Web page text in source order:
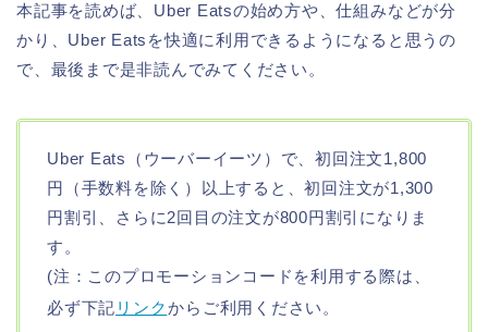
本記事を読めば、Uber Eatsの始め方や、仕組みなどが分
かり、Uber Eatsを快適に利用できるようになると思うの
で、最後まで是非読んでみてください。
Uber Eats（ウーバーイーツ）で、初回注文1,800
円（手数料を除く）以上すると、初回注文が1,300
円割引、さらに2回目の注文が800円割引になりま
す。
(注：このプロモーションコードを利用する際は、
必ず下記 リンクからご利用ください。